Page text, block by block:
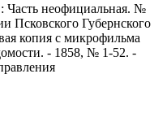
: Часть неофициальная. №
Псковского Губернского
копия с микрофильма
- 1858, № 1-52. -